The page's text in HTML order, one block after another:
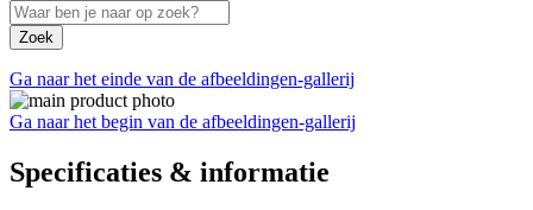
Zoek
Ga naar het einde van de afbeeldingen-gallerij
Ga naar het begin van de afbeeldingen-gallerij
Specificaties & informatie